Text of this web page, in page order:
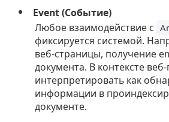
Event (Событие)
Любое взаимодействие с
фиксируется системой.
веб-страницы, получение
документа. В контексте
интерпретировать как
информации в
документе.